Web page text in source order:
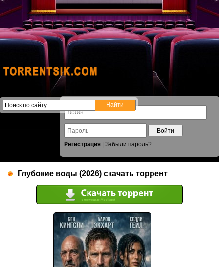
Войти
Регистрация
Забыли пароль?
Глубокие воды (2026) скачать торрент